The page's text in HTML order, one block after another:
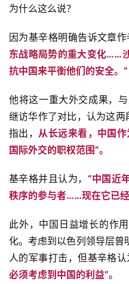
为什么这么说？
因为基辛格明确告诉文章
东战略局势的重大变化……
抗中国来平衡他们的安全。”
他将这一重大外交成果，
继访华作了对比，认为这两
指出， 从长远来看，中国
国际外交的职权范围”。
基辛格并且认为， “中国近
秩序的参与者……现在它已
此外，中国日益增长的作
化。考虑到以色列领导层曾
人的军事打击，但基辛格
必须考虑到中国的利益”。